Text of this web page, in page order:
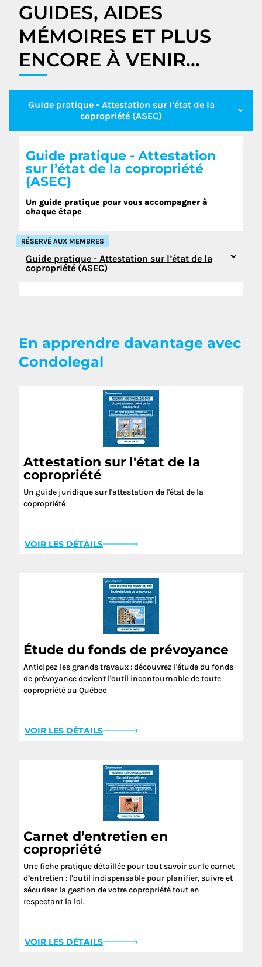
GUIDES, AIDES
MÉMOIRES ET PLUS
ENCORE À VENIR...
Guide pratique - Attestation sur l’état de la
copropriété (ASEC)
Guide pratique - Attestation
sur l’état de la copropriété
(ASEC)
Un guide pratique pour vous accompagner à
chaque étape
RÉSERVÉ AUX MEMBRES
Guide pratique - Attestation sur l’état de la
copropriété (ASEC)
En apprendre davantage avec
Condolegal
Attestation sur l'état de la
copropriété
Un guide juridique sur l'attestation de l'état de la
copropriété
VOIR LES DÉTAILS
Étude du fonds de prévoyance
Anticipez les grands travaux : découvrez l'étude du fonds
de prévoyance devient l'outil incontournable de toute
copropriété au Québec
VOIR LES DÉTAILS
Carnet d’entretien en
copropriété
Une fiche pratique détaillée pour tout savoir sur le carnet
d’entretien : l’outil indispensable pour planifier, suivre et
sécuriser la gestion de votre copropriété tout en
respectant la loi.
VOIR LES DÉTAILS